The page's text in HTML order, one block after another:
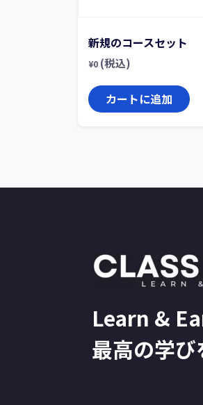
新規のコースセット
¥0 (税込)
カートに追加
Learn &
最高の学び